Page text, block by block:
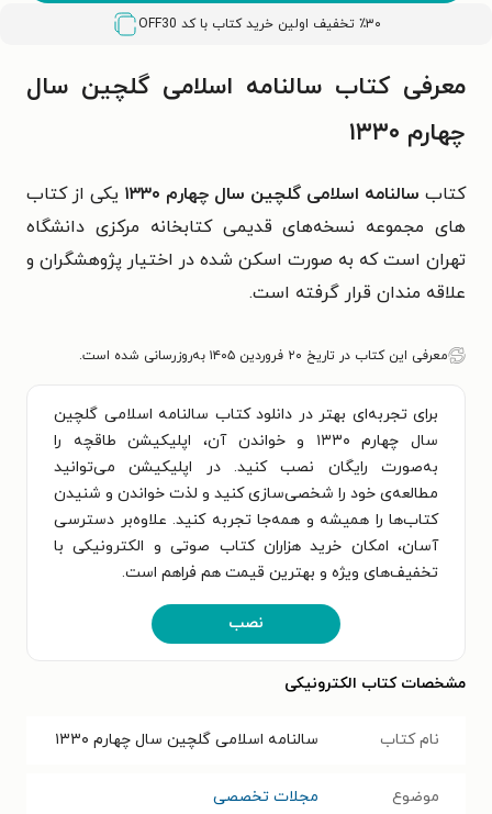
٪۳۰ تخفیف اولین خرید کتاب با کد OFF30
معرفی کتاب سالنامه اسلامی گلچین سال
چهارم ۱۳۳۰
کتاب سالنامه اسلامی گلچین سال چهارم ۱۳۳۰
یکی از کتاب
های مجموعه نسخه‌های قدیمی کتابخانه مرکزی دانشگاه
تهران است که به صورت اسکن شده در اختیار پژوهشگران و
علاقه مندان قرار گرفته است.
معرفی این کتاب در تاریخ ۲۰ فروردین ۱۴۰۵ به‌روزرسانی شده است.
برای تجربه‌ای بهتر در دانلود کتاب سالنامه اسلامی گلچین
سال چهارم ۱۳۳۰ و خواندن آن، اپلیکیشن طاقچه را
به‌صورت رایگان نصب کنید. در اپلیکیشن می‌توانید
مطالعه‌ی خود را شخصی‌سازی کنید و لذت خواندن و شنیدن
کتاب‌ها را همیشه و همه‌جا تجربه کنید. علاوه‌بر دسترسی
آسان، امکان خرید هزاران کتاب صوتی و الکترونیکی با
تخفیف‌های ویژه و بهترین قیمت هم فراهم است.
نصب
مشخصات کتاب الکترونیکی
نام کتاب سالنامه اسلامی گلچین سال چهارم ۱۳۳۰
موضوع مجلات تخصصی